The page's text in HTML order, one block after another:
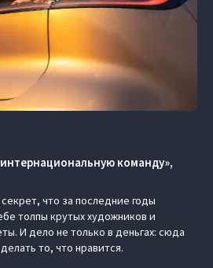
команду»,
что за последние годы
толпы крутых художников и
И дело не только в деньгах: сюда
то, что нравится.